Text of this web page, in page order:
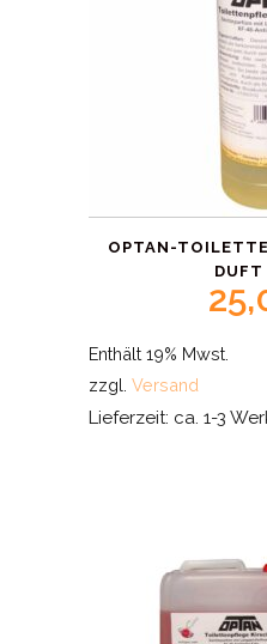
OPTAN-
DUFT
Enthält 19% Mwst.
zzgl. Versand
Lieferzeit: ca. 1-3